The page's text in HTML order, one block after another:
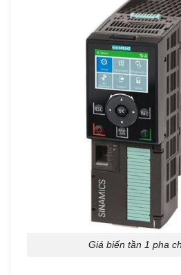
Giá biến tần 1 pha